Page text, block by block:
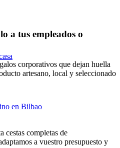
en Bilbao
a tus empleados o
corporativos que dejan huella
artesano, local y seleccionado
cestas completas de
a vuestro presupuesto y